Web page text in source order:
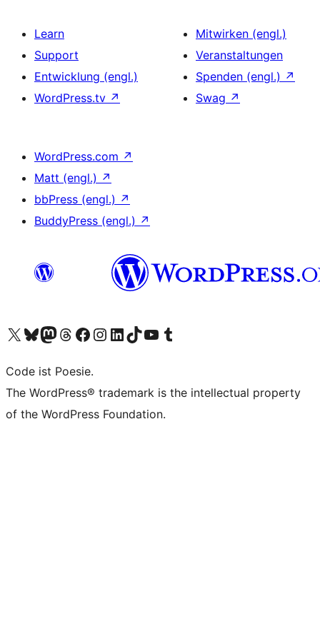
Learn
Support
Entwicklung (engl.)
WordPress.tv ↗
Mitwirken (engl.)
Veranstaltungen
Spenden (engl.) ↗
Swag ↗
WordPress.com ↗
Matt (engl.) ↗
bbPress (engl.) ↗
BuddyPress (engl.) ↗
Das X-Konto (früher Twitter) von WordPress.org besuchen
Das Bluesky-Konto von WordPress.org besuchen
Das Mastodon-Konto von WordPress.org besuchen
Das Threads-Konto von WordPress.org besuchen
Die Facebook-Seite von WordPress.org besuchen
Das Instagram-Konto von WordPress.org besuchen
Das LinkedIn-Konto von WordPress.org besuchen
Das TikTok-Konto von WordPress.org besuchen
Den YouTube-Kanal von WordPress.org besuchen
Das Tumblr-Konto von WordPress.org besuchen
Code ist Poesie.
The WordPress® trademark is the intellectual property
of the WordPress Foundation.